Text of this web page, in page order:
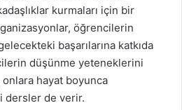
kurmaları için bir
öğrencilerin
başarılarına katkıda
düşünme yeteneklerini
hayat boyunca
dersler de verir.